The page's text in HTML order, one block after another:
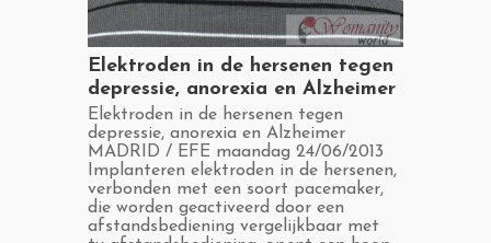
​Elektroden in de hersenen tegen
depressie, anorexia en Alzheimer
​Elektroden in de hersenen tegen
depressie, anorexia en Alzheimer
MADRID / EFE maandag 24/06/2013
Implanteren elektroden in de hersenen,
verbonden met een soort pacemaker,
die worden geactiveerd door een
afstandsbediening vergelijkbaar met